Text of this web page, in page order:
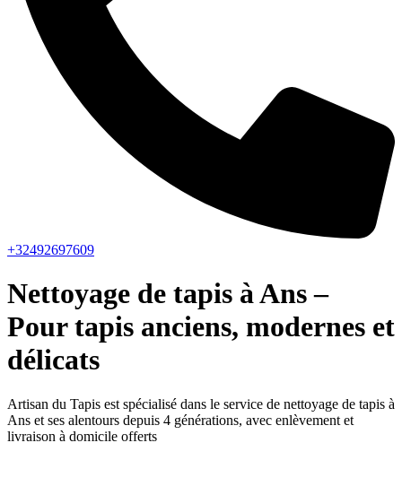
+32492697609
Nettoyage de tapis à Ans –
Pour tapis anciens, modernes et
délicats
Artisan du Tapis est spécialisé dans le service de nettoyage de tapis à
Ans et ses alentours depuis 4 générations, avec enlèvement et
livraison à domicile offerts